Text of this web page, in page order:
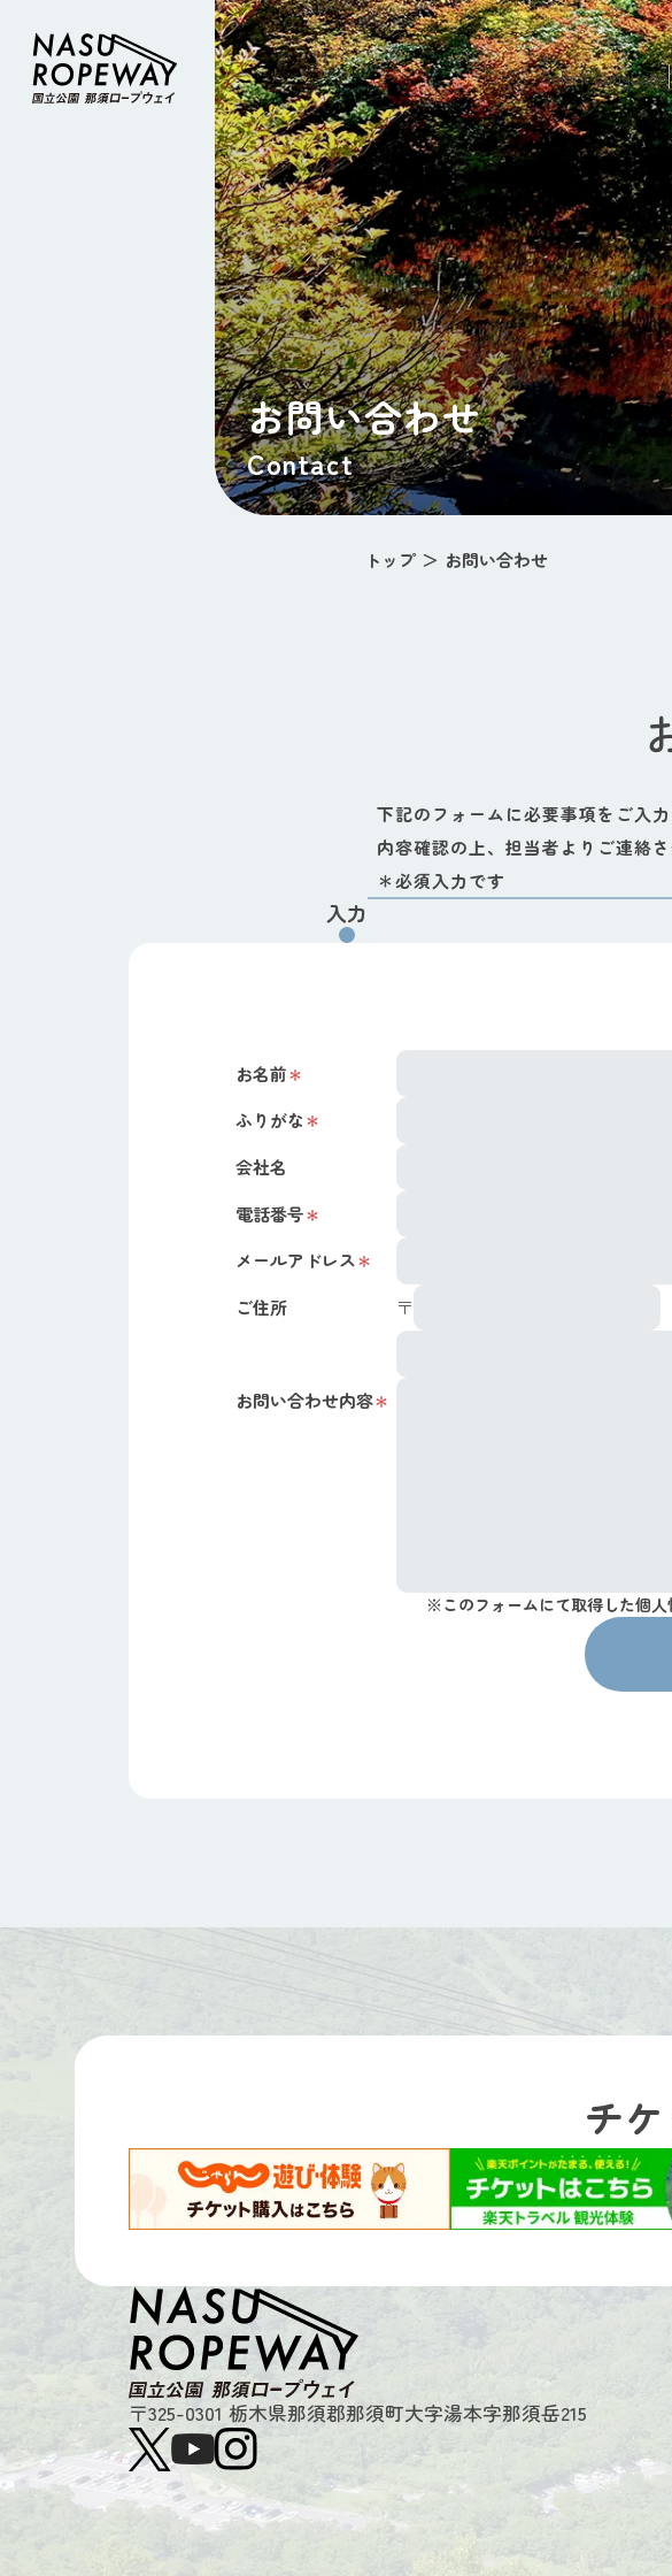
Select Language
お問い合わせ
Contact
トップ お問い合わせ
下記のフォームに必要事項をご入
内容確認の上、担当者よりご連絡さ
＊必須入力です
入力
お名前
ふりがな
会社名
電話番号
メールアドレス
ご住所
〒
お問い合わせ内容
※このフォームにて取得した個人
チ
〒325-0301 栃木県那須郡那須町大字湯本字那須岳215